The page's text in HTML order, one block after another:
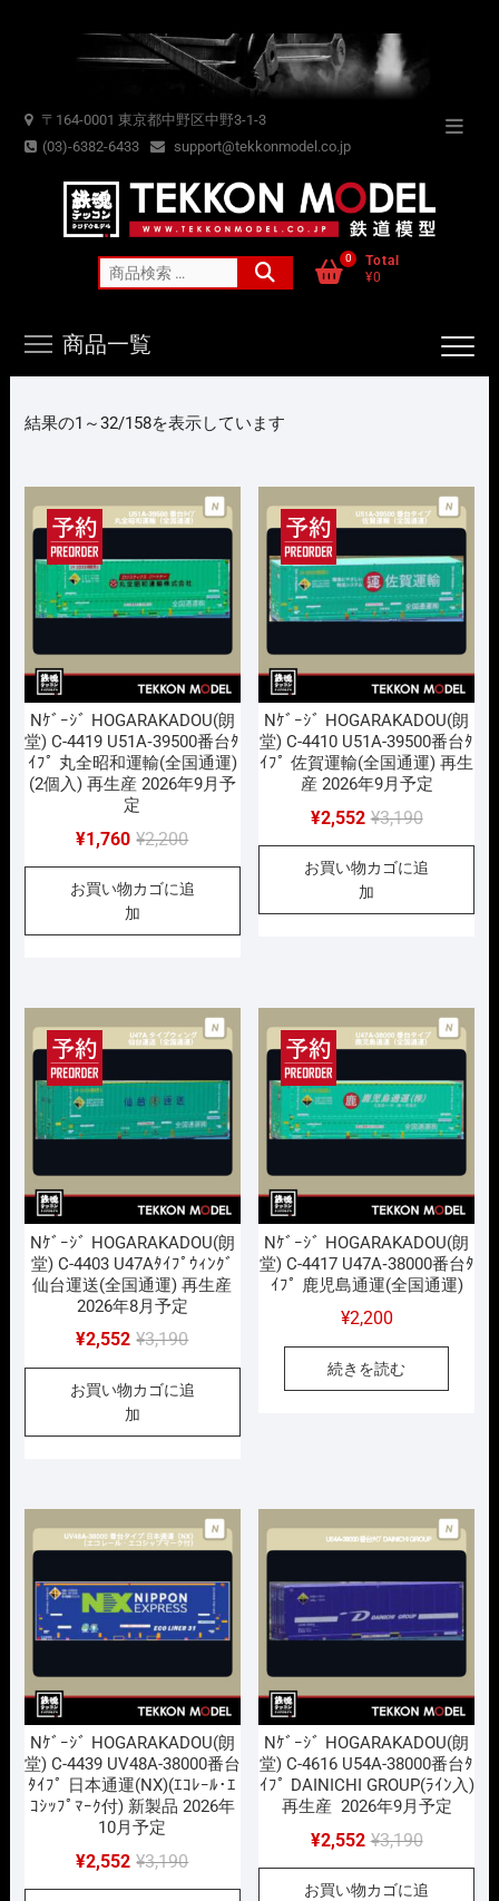
〒164-0001 東京都中野区中野3-1-3
(03)-6382-6433
support@tekkonmodel.co.jp
索
0
Total
¥0
商品一覧
結果の1～32/158を表示しています新
順
Nｹﾞｰｼﾞ HOGARAKADOU(朗
堂) C-4419 U51A‐39500番台ﾀ
ｲﾌﾟ 丸全昭和運輸(全国通運)
(2個入) 再生産 2026年9月予
定
¥2,200元
の
価
し
た。
¥1,760
現
在
の
で
す。
お買い物カゴに追
加
Nｹﾞｰｼﾞ HOGARAKADOU(朗
堂) C-4410 U51A-39500番台ﾀ
ｲﾌﾟ 佐賀運輸(全国通運) 再生
産 2026年9月予定
¥3,190元
の
価
し
た。
¥2,552
現
在
の
で
す。
お買い物カゴに追
加
Nｹﾞｰｼﾞ HOGARAKADOU(朗
堂) C-4403 U47Aﾀｲﾌﾟｳｨﾝｸﾞ
仙台運送(全国通運) 再生産
2026年8月予定
¥3,190元
の
価
し
た。
¥2,552
現
在
の
で
す。
お買い物カゴに追
加
Nｹﾞｰｼﾞ HOGARAKADOU(朗
堂) C-4417 U47A‐38000番台ﾀ
ｲﾌﾟ 鹿児島通運(全国通運)
¥2,200
続きを読む
Nｹﾞｰｼﾞ HOGARAKADOU(朗
堂) C-4439 UV48A-38000番台
ﾀｲﾌﾟ 日本通運(NX)(ｴｺﾚｰﾙ･ｴ
ｺｼｯﾌﾟﾏｰｸ付) 新製品 2026年
10月予定
¥3,190元
の
¥2,552
現
在
Nｹﾞｰｼﾞ HOGARAKADOU(朗
堂) C-4616 U54A-38000番台ﾀ
ｲﾌﾟ DAINICHI GROUP(ﾗｲﾝ入)
再生産 2026年9月予定
¥3,190元
の
価
¥2,552
現
在
の
お買い物カゴに追